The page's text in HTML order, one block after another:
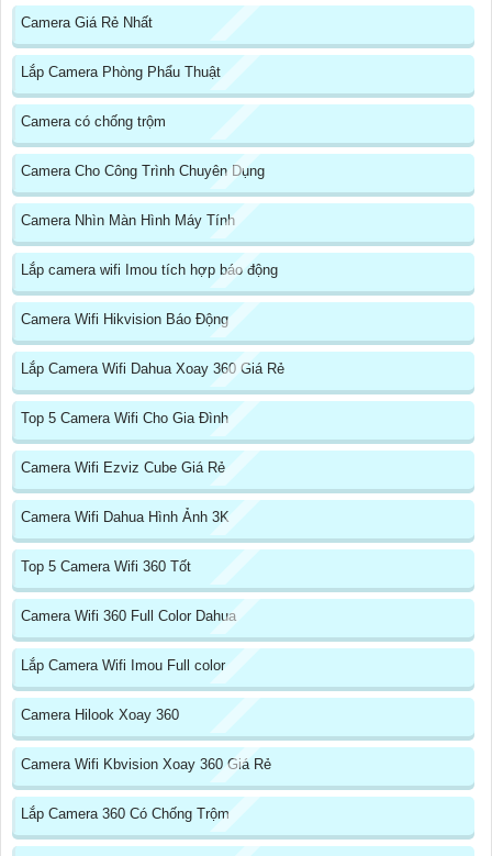
Camera Giá Rẻ Nhất
Lắp Camera Phòng Phẩu Thuật
Camera có chống trộm
Camera Cho Công Trình Chuyên Dụng
Camera Nhìn Màn Hình Máy Tính
Lắp camera wifi Imou tích hợp báo động
Camera Wifi Hikvision Báo Động
Lắp Camera Wifi Dahua Xoay 360 Giá Rẻ
Top 5 Camera Wifi Cho Gia Đình
Camera Wifi Ezviz Cube Giá Rẻ
Camera Wifi Dahua Hình Ảnh 3K
Top 5 Camera Wifi 360 Tốt
Camera Wifi 360 Full Color Dahua
Lắp Camera Wifi Imou Full color
Camera Hilook Xoay 360
Camera Wifi Kbvision Xoay 360 Giá Rẻ
Lắp Camera 360 Có Chống Trộm